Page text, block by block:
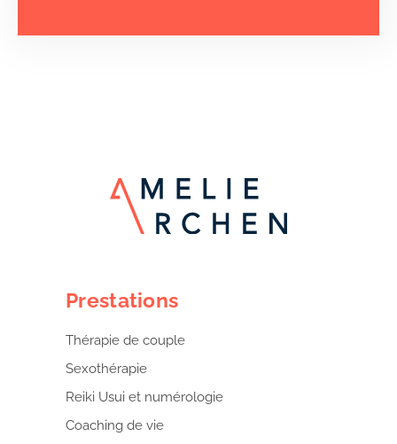
Prestations
Thérapie de couple
Sexothérapie
Reiki Usui et numérologie
Coaching de vie